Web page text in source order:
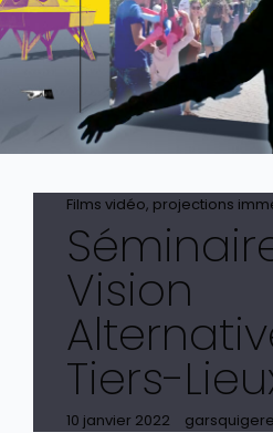
Cat
Links
Films vidéo, projections
Vision
Tiers-
Posted
10 janvier 2022